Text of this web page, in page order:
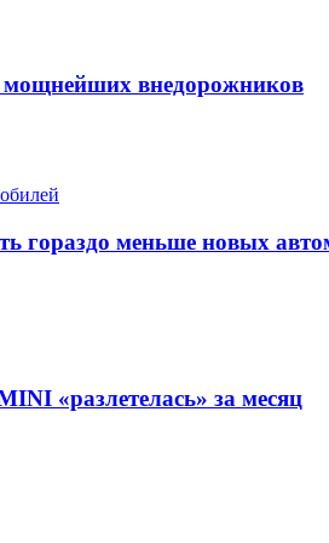
мощнейших внедорожников
гораздо меньше новых
«разлетелась» за месяц